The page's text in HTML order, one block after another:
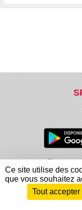
Charte
Informations
Envie de participer ?
Ce site utilise des
que vous souhaitez
Tout accepter